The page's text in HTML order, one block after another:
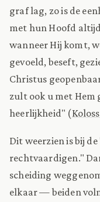
graf lag, zo is de
met hun Hoofd
wanneer Hij komt,
gevoeld, beseft,
Christus
zult ook u met Hem
heerlijkheid" (
Dit weerzien is bij
rechtvaardigen."
scheiding
elkaar — beiden